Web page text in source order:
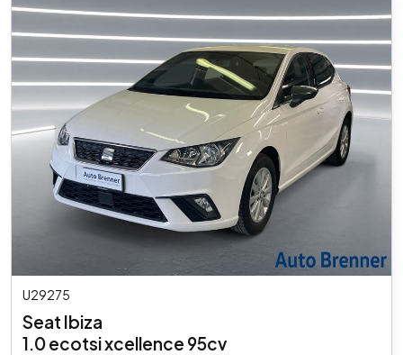
U29275
Seat Ibiza
1.0 ecotsi xcellence 95cv